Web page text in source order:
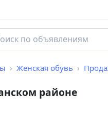
Женская обувь
районе